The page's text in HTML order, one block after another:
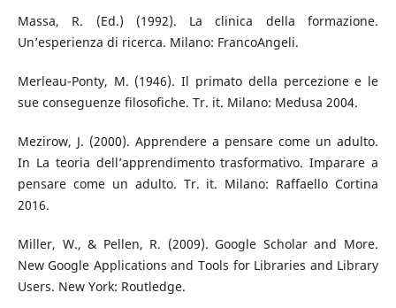
Massa, R. (Ed.) (1992). La clinica della formazione.
Un’esperienza di ricerca. Milano: FrancoAngeli.
Merleau-Ponty, M. (1946). Il primato della percezione e le
sue conseguenze filosofiche. Tr. it. Milano: Medusa 2004.
Mezirow, J. (2000). Apprendere a pensare come un adulto.
In La teoria dell’apprendimento trasformativo. Imparare a
pensare come un adulto. Tr. it. Milano: Raffaello Cortina
2016.
Miller, W., & Pellen, R. (2009). Google Scholar and More.
New Google Applications and Tools for Libraries and Library
Users. New York: Routledge.